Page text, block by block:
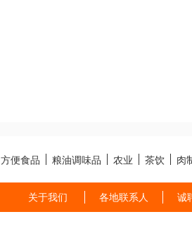
方便食品 粮油调味品 农业 茶饮 肉
关于我们 各地联系人 诚